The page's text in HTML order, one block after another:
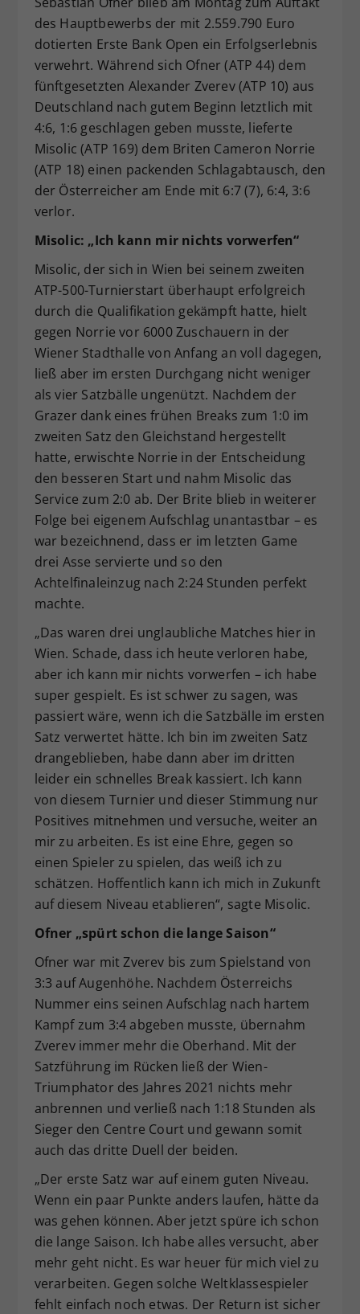
des Hauptbewerbs der mit 2.559.790 Euro
dotierten Erste Bank Open ein Erfolgserlebnis
verwehrt. Während sich Ofner (ATP 44) dem
fünftgesetzten Alexander Zverev (ATP 10) aus
Deutschland nach gutem Beginn letztlich mit
4:6, 1:6 geschlagen geben musste, lieferte
Misolic (ATP 169) dem Briten Cameron Norrie
(ATP 18) einen packenden Schlagabtausch, den
der Österreicher am Ende mit 6:7 (7), 6:4, 3:6
verlor.
Misolic: „Ich kann mir nichts vorwerfen“
Misolic, der sich in Wien bei seinem zweiten
ATP-500-Turnierstart überhaupt erfolgreich
durch die Qualifikation gekämpft hatte, hielt
gegen Norrie vor 6000 Zuschauern in der
Wiener Stadthalle von Anfang an voll dagegen,
ließ aber im ersten Durchgang nicht weniger
als vier Satzbälle ungenützt. Nachdem der
Grazer dank eines frühen Breaks zum 1:0 im
zweiten Satz den Gleichstand hergestellt
hatte, erwischte Norrie in der Entscheidung
den besseren Start und nahm Misolic das
Service zum 2:0 ab. Der Brite blieb in weiterer
Folge bei eigenem Aufschlag unantastbar – es
war bezeichnend, dass er im letzten Game
drei Asse servierte und so den
Achtelfinaleinzug nach 2:24 Stunden perfekt
machte.
„Das waren drei unglaubliche Matches hier in
Wien. Schade, dass ich heute verloren habe,
aber ich kann mir nichts vorwerfen – ich habe
super gespielt. Es ist schwer zu sagen, was
passiert wäre, wenn ich die Satzbälle im ersten
Satz verwertet hätte. Ich bin im zweiten Satz
drangeblieben, habe dann aber im dritten
leider ein schnelles Break kassiert. Ich kann
von diesem Turnier und dieser Stimmung nur
Positives mitnehmen und versuche, weiter an
mir zu arbeiten. Es ist eine Ehre, gegen so
einen Spieler zu spielen, das weiß ich zu
schätzen. Hoffentlich kann ich mich in Zukunft
auf diesem Niveau etablieren“, sagte Misolic.
Ofner „spürt schon die lange Saison“
Ofner war mit Zverev bis zum Spielstand von
3:3 auf Augenhöhe. Nachdem Österreichs
Nummer eins seinen Aufschlag nach hartem
Kampf zum 3:4 abgeben musste, übernahm
Zverev immer mehr die Oberhand. Mit der
Satzführung im Rücken ließ der Wien-
Triumphator des Jahres 2021 nichts mehr
anbrennen und verließ nach 1:18 Stunden als
Sieger den Centre Court und gewann somit
auch das dritte Duell der beiden.
„Der erste Satz war auf einem guten Niveau.
Wenn ein paar Punkte anders laufen, hätte da
was gehen können. Aber jetzt spüre ich schon
die lange Saison. Ich habe alles versucht, aber
mehr geht nicht. Es war heuer für mich viel zu
verarbeiten. Gegen solche Weltklassespieler
fehlt einfach noch etwas. Der Return ist sicher
Zweck
Dieser Wert speichert Ihre Consent-
Einstellungen. Unter anderem eine
zufällig generierte ID, für die
historische Speicherung Ihrer
vorgenommen Einstellungen, falls der
Webseiten-Betreiber dies eingestellt
hat.